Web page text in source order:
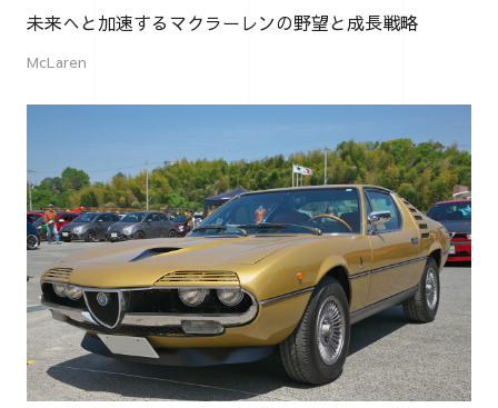
未来へと加速するマクラーレンの野望と成長戦略
McLaren